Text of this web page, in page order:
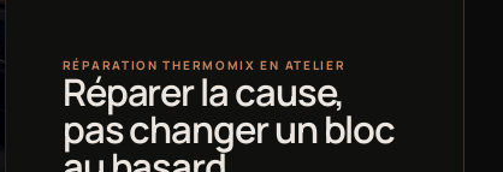
RÉPARATION THERMOMIX EN ATELIER
Réparer la cause,
pas changer un bloc